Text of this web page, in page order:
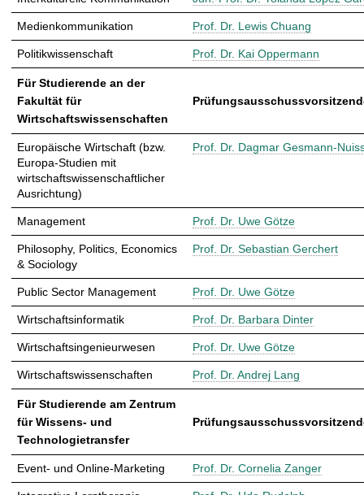
Medienkommunikation Prof. Dr. Lewis Chuang
Politikwissenschaft Prof. Dr. Kai Oppermann
Für Studierende an der
Fakultät für
Wirtschaftswissenschaften
Europäische Wirtschaft (bzw.
Europa-Studien mit
wirtschaftswissenschaftlicher
Ausrichtung)
Prof. Dr. Dagmar Gesmann-
Management Prof. Dr. Uwe Götze
Philosophy, Politics, Economics
& Sociology
Prof. Dr. Sebastian Gerchert
Public Sector Management Prof. Dr. Uwe Götze
Wirtschaftsinformatik Prof. Dr. Barbara Dinter
Wirtschaftsingenieurwesen Prof. Dr. Uwe Götze
Wirtschaftswissenschaften Prof. Dr. Andrej Lang
Für Studierende am Zentrum
für Wissens- und
Technologietransfer
Event- und Online-Marketing Prof. Dr. Cornelia Zanger